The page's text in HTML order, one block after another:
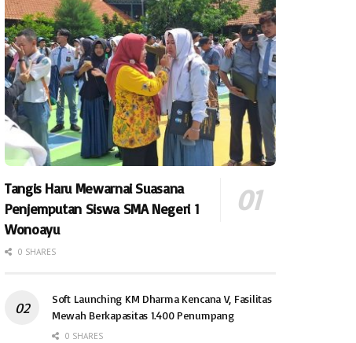
Tangis Haru Mewarnai Suasana
Penjemputan Siswa SMA Negeri 1
Wonoayu
0 SHARES
Soft Launching KM Dharma Kencana V, Fasilitas
Mewah Berkapasitas 1.400 Penumpang
0 SHARES